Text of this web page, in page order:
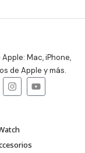
Mac, iPhone,
de Apple y más.